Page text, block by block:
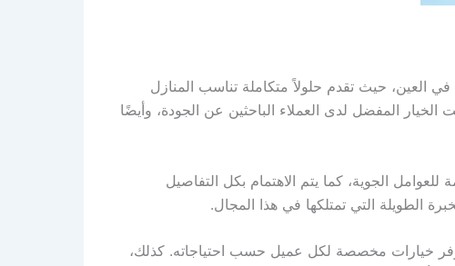
حيث تقدم حلولاً متكاملة تناسب المنازل
المفضل لدى العملاء الباحثين عن الجودة، وأيضًا
الجوية، كما يتم الاهتمام بكل التفاصيل
الطويلة التي تمتلكها في هذا المجال.
خيارات مخصصة لكل عميل حسب احتياجاته. كذلك،